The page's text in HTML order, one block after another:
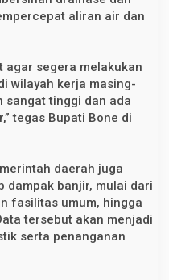
aliran air dan
agar segera melakukan
wilayah kerja masing-
sangat tinggi dan ada
tegas Bupati Bone di
daerah juga
dampak banjir, mulai dari
fasilitas umum, hingga
tersebut akan menjadi
serta penanganan